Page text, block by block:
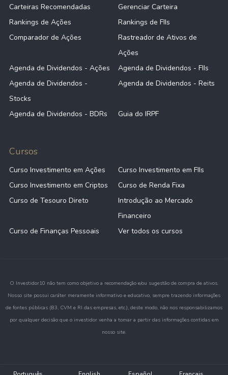
Carteiras Recomendadas
Gerenciar Carteira
Rankings de Ações
Rankings de FIIs
Comparador de Ações
Rastreador de Ativos de
Ações
Agenda de Dividendos - Ações
Agenda de Dividendos - FIIs
Agenda de Dividendos -
Stocks
Agenda de Dividendos - Reits
Agenda de Dividendos - BDRs Guia do IRPF
Cursos
Curso Investimento em Ações
Curso Investimento em FIIs
Curso Investimento em Criptos
Curso de Renda Fixa
Curso de Tesouro Direto
Introdução ao Mercado
Financeiro
Curso de Finanças Pessoais
Ver todos os cursos
O Investidor10 não tem como objetivo a recomendação e/ou sugestão de compra de ativos.
Nosso site possui caráter meramente informativo e educativo, sempre trazendo informações
de fontes públicas (B3, CVM e RI das empresas, etc.), deste modo, não nos responsabilizamos
por qualquer decisão que o investidor venha a tomar a partir das informações contidas em
nosso site.